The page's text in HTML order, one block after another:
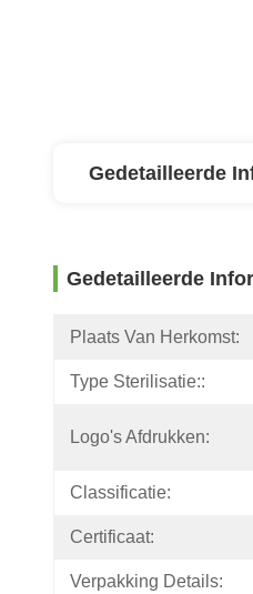
Gedetailleerde
Gedetailleerde
Plaats Van Herkomst:
Type Sterilisatie::
Logo's Afdrukken:
Classificatie:
Certificaat:
Verpakking Details: